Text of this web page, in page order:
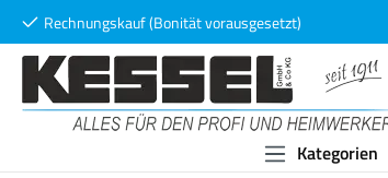
Hauptinhalt springen
Zur Suche springen
Zur Hauptnavigation springen
Rechnungskauf (Bonität vorausgesetzt)
Kategorien